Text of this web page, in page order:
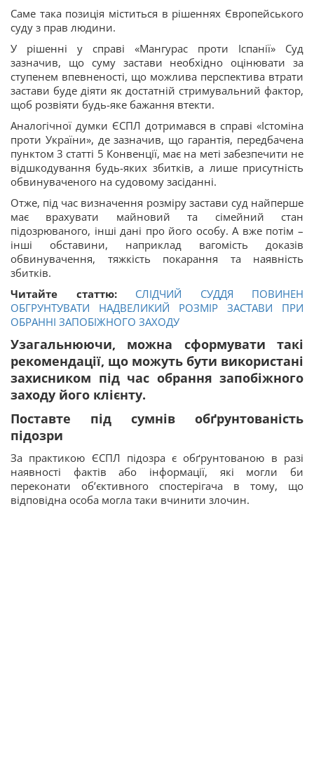
Саме така позиція міститься в рішеннях Європейського
суду з прав людини.
У рішенні у справі «Мангурас проти Іспанії» Суд
зазначив, що суму застави необхідно оцінювати за
ступенем впевненості, що можлива перспектива втрати
застави буде діяти як достатній стримувальний фактор,
щоб розвіяти будь-яке бажання втекти.
Аналогічної думки ЄСПЛ дотримався в справі «Істоміна
проти України», де зазначив, що гарантія, передбачена
пунктом 3 статті 5 Конвенції, має на меті забезпечити не
відшкодування будь-яких збитків, а лише присутність
обвинуваченого на судовому засіданні.
Отже, під час визначення розміру застави суд найперше
має врахувати майновий та сімейний стан
підозрюваного, інші дані про його особу. А вже потім –
інші обставини, наприклад вагомість доказів
обвинувачення, тяжкість покарання та наявність
збитків.
Читайте статтю: СЛІДЧИЙ СУДДЯ ПОВИНЕН
ОБГРУНТУВАТИ НАДВЕЛИКИЙ РОЗМІР ЗАСТАВИ ПРИ
ОБРАННІ ЗАПОБІЖНОГО ЗАХОДУ
Узагальнюючи, можна сформувати такі
рекомендації, що можуть бути використані
захисником під час обрання запобіжного
заходу його клієнту.
Поставте під сумнів обґрунтованість
підозри
За практикою ЄСПЛ підозра є обґрунтованою в разі
наявності фактів або інформації, які могли би
переконати об’єктивного спостерігача в тому, що
відповідна особа могла таки вчинити злочин.